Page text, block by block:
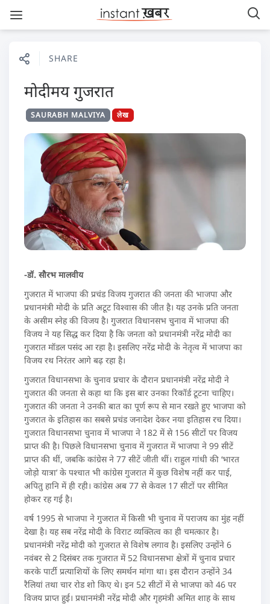
SHARE
मोदीमय गुजरात
SAURABH MALVIYA लेख
-डॉ. सौरभ मालवीय
गुजरात में भाजपा की प्रचंड विजय गुजरात की जनता की भाजपा और
प्रधानमंत्री मोदी के प्रति अटूट विश्वास की जीत है। यह उनके प्रति जनता
के असीम स्नेह की विजय है। गुजरात विधानसभ चुनाव में भाजपा की
विजय ने यह सिद्ध कर दिया है कि जनता को प्रधानमंत्री नरेंद्र मोदी का
गुजरात मॉडल पसंद आ रहा है। इसलिए नरेंद्र मोदी के नेतृत्व में भाजपा का
विजय रथ निरंतर आगे बढ़ रहा है।
गुजरात विधानसभा के चुनाव प्रचार के दौरान प्रधानमंत्री नरेंद्र मोदी ने
गुजरात की जनता से कहा था कि इस बार उनका रिकॉर्ड टूटना चाहिए।
गुजरात की जनता ने उनकी बात का पूर्ण रूप से मान रखते हुए भाजपा को
गुजरात के इतिहास का सबसे प्रचंड जनादेश देकर नया इतिहास रच दिया।
गुजरात विधानसभा चुनाव में भाजपा ने 182 में से 156 सीटों पर विजय
प्राप्त की है। पिछले विधानसभा चुनाव में गुजरात में भाजपा ने 99 सीटें
प्राप्त की थीं, जबकि कांग्रेस ने 77 सीटें जीती थीं। राहुल गांधी की ‘भारत
जोड़ो यात्रा’ के पश्चात भी कांग्रेस गुजरात में कुछ विशेष नहीं कर पाई,
अपितु हानि में ही रही। कांग्रेस अब 77 से केवल 17 सीटों पर सीमित
होकर रह गई है।
वर्ष 1995 से भाजपा ने गुजरात में किसी भी चुनाव में पराजय का मुंह नहीं
देखा है। यह सब नरेंद्र मोदी के विराट व्यक्तित्व का ही चमत्कार है।
प्रधानमंत्री नरेंद्र मोदी को गुजरात से विशेष लगाव है। इसलिए उन्होंने 6
नवंबर से 2 दिसंबर तक गुजरात में 52 विधानसभा क्षेत्रों में चुनाव प्रचार
करके पार्टी प्रत्याशियों के लिए समर्थन मांगा था। इस दौरान उन्होंने 34
रैलियां तथा चार रोड शो किए थे। इन 52 सीटों में से भाजपा को 46 पर
विजय प्राप्त हुई। प्रधानमंत्री नरेंद्र मोदी और गृहमंत्री अमित शाह के साथ